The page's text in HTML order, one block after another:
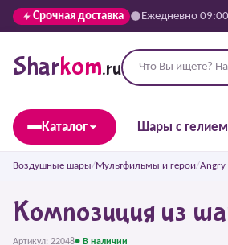
Срочная доставка Ежедневно
Sharkom.ru
Каталог Шары с гелием
Воздушные шары/Мультфильмы и герои/Angry
Композиция из
Артикул: 22048● В наличии